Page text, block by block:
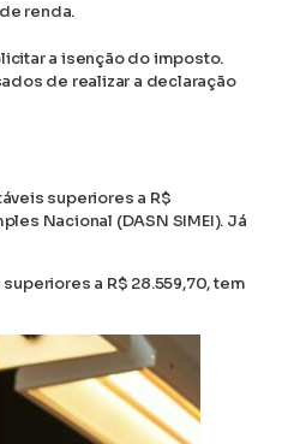
renda.
a isenção do imposto.
de realizar a declaração
superiores a R$
Nacional (DASN SIMEI). Já
a R$ 28.559,70, tem